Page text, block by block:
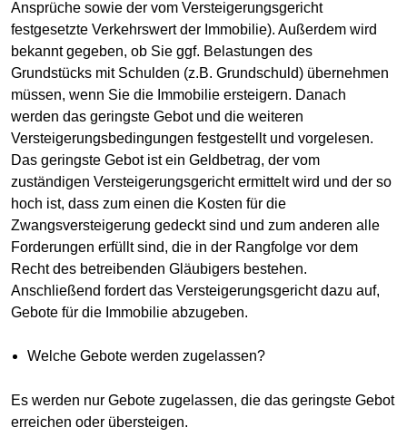
Ansprüche sowie der vom Versteigerungsgericht
festgesetzte Verkehrswert der Immobilie). Außerdem wird
bekannt gegeben, ob Sie ggf. Belastungen des
Grundstücks mit Schulden (z.B. Grundschuld) übernehmen
müssen, wenn Sie die Immobilie ersteigern. Danach
werden das geringste Gebot und die weiteren
Versteigerungsbedingungen festgestellt und vorgelesen.
Das geringste Gebot ist ein Geldbetrag, der vom
zuständigen Versteigerungsgericht ermittelt wird und der so
hoch ist, dass zum einen die Kosten für die
Zwangsversteigerung gedeckt sind und zum anderen alle
Forderungen erfüllt sind, die in der Rangfolge vor dem
Recht des betreibenden Gläubigers bestehen.
Anschließend fordert das Versteigerungsgericht dazu auf,
Gebote für die Immobilie abzugeben.
Welche Gebote werden zugelassen?
Es werden nur Gebote zugelassen, die das geringste Gebot
erreichen oder übersteigen.